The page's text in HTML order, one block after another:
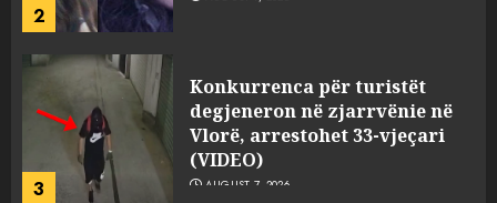
3
4
Emri/ U dhunua se sinjalizoi
parcelat me kanabis të
komshiut, denoncuesit i
gjenden 150 rrënjë bimë
narkotike!